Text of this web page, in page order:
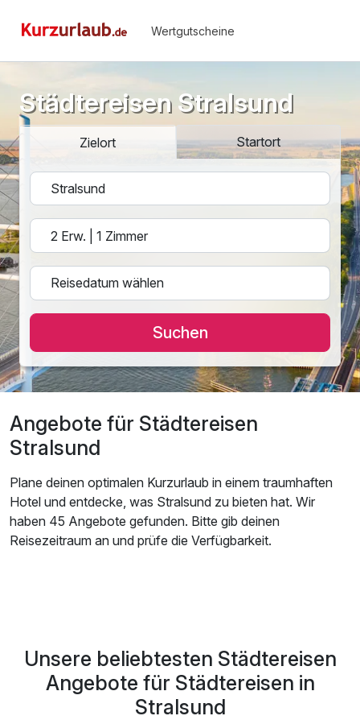
Wertgutscheine
Städtereisen Stralsund
Zielort Startort
Suchen
Angebote für Städtereisen
Stralsund
Plane deinen optimalen Kurzurlaub in einem traumhaften
Hotel und entdecke, was Stralsund zu bieten hat. Wir
haben 45 Angebote gefunden. Bitte gib deinen
Reisezeitraum an und prüfe die Verfügbarkeit.
Unsere beliebtesten Städtereisen
Angebote für Städtereisen in
Stralsund